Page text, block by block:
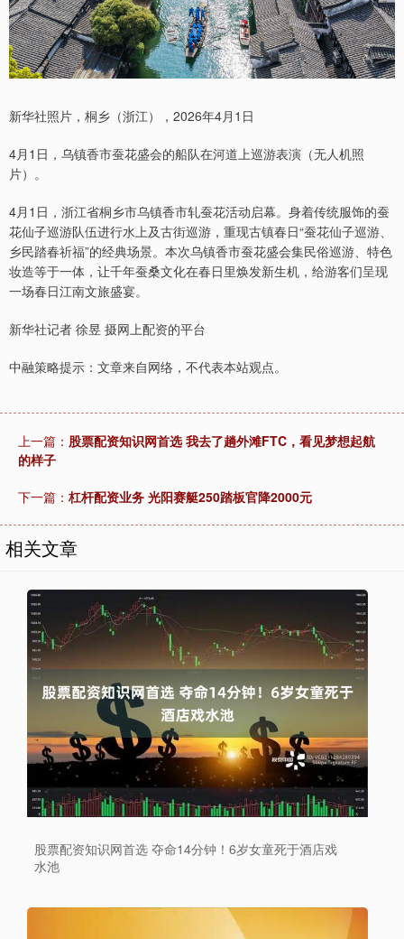
新华社照片，桐乡（浙江），2026年4月1日
4月1日，乌镇香市蚕花盛会的船队在河道上巡游表演（无人机照
片）。
4月1日，浙江省桐乡市乌镇香市轧蚕花活动启幕。身着传统服饰的蚕
花仙子巡游队伍进行水上及古街巡游，重现古镇春日“蚕花仙子巡游、
乡民踏春祈福”的经典场景。本次乌镇香市蚕花盛会集民俗巡游、特色
妆造等于一体，让千年蚕桑文化在春日里焕发新生机，给游客们呈现
一场春日江南文旅盛宴。
新华社记者 徐昱 摄网上配资的平台
中融策略提示：文章来自网络，不代表本站观点。
上一篇： 股票配资知识网首选 我去了趟外滩FTC，看见梦想起航
的样子
下一篇： 杠杆配资业务 光阳赛艇250踏板官降2000元
相关文章
股票配资知识网首选 夺命14分钟！6岁女童死于酒店戏
水池